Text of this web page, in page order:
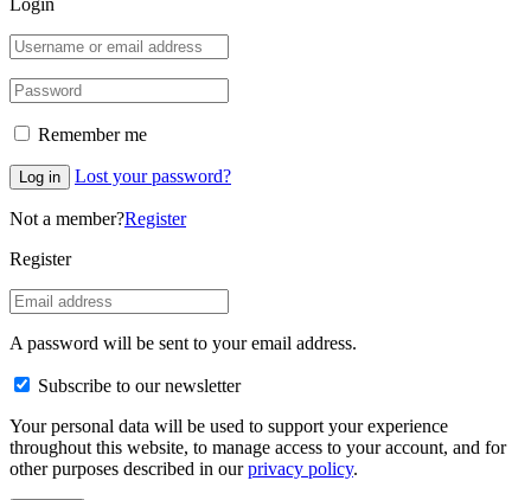
Remember me
Log in Lost your password?
Not a member?Register
Register
A password will be sent to your email address.
Subscribe to our newsletter
Your personal data will be used to support your experience
throughout this website, to manage access to your account, and for
other purposes described in ourprivacy policy.